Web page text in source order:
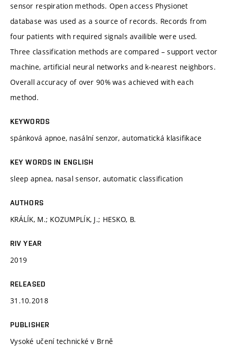
sensor respiration methods. Open access Physionet
database was used as a source of records. Records from
four patients with required signals availible were used.
Three classification methods are compared – support vector
machine, artificial neural networks and k-nearest neighbors.
Overall accuracy of over 90% was achieved with each
method.
KEYWORDS
spánková apnoe, nasální senzor, automatická klasifikace
KEY WORDS IN ENGLISH
sleep apnea, nasal sensor, automatic classification
AUTHORS
KRÁLÍK, M.; KOZUMPLÍK, J.; HESKO, B.
RIV YEAR
2019
RELEASED
31.10.2018
PUBLISHER
Vysoké učení technické v Brně